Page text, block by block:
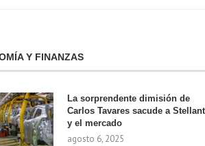
Y FINANZAS
La sorprendente dimisión de
Carlos Tavares sacude a
y el mercado
agosto 6, 2025